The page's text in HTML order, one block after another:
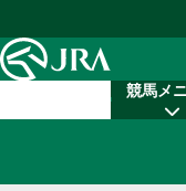
競馬メ